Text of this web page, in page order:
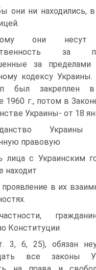
они ни находились,
они несут
за
за пределами
кодексу
был закреплен в
1960 г., потом в
Украины- от 18
Украины
правовую
лица с Украинским
находит
в их
Конституции
3, 6, 25), обязан
все законы